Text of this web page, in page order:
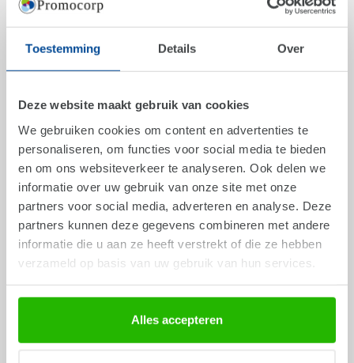
Toestemming Details Over
Deze website maakt gebruik van cookies
We gebruiken cookies om content en advertenties te
personaliseren, om functies voor social media te bieden
en om ons websiteverkeer te analyseren. Ook delen we
informatie over uw gebruik van onze site met onze
partners voor social media, adverteren en analyse. Deze
partners kunnen deze gegevens combineren met andere
informatie die u aan ze heeft verstrekt of die ze hebben
verzameld op basis van uw gebruik van hun services.
Alles accepteren
Folding card
printed all-over in
full colour
Folding card with a
filled test tube
Heart shaped tin